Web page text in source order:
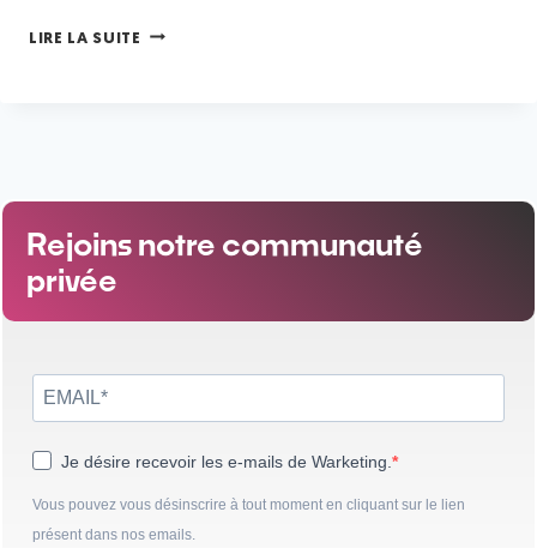
LIRE LA SUITE
Rejoins notre communauté
privée
Je désire recevoir les e-mails de Warketing.
Vous pouvez vous désinscrire à tout moment en cliquant sur le lien
présent dans nos emails.